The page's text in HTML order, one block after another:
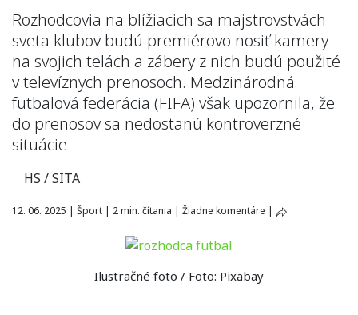
Rozhodcovia na blížiacich sa majstrovstvách
sveta klubov budú premiérovo nosiť kamery
na svojich telách a zábery z nich budú použité
v televíznych prenosoch. Medzinárodná
futbalová federácia (FIFA) však upozornila, že
do prenosov sa nedostanú kontroverzné
situácie
HS / SITA
12. 06. 2025 | Šport | 2 min. čítania | Žiadne komentáre |
Ilustračné foto / Foto: Pixabay